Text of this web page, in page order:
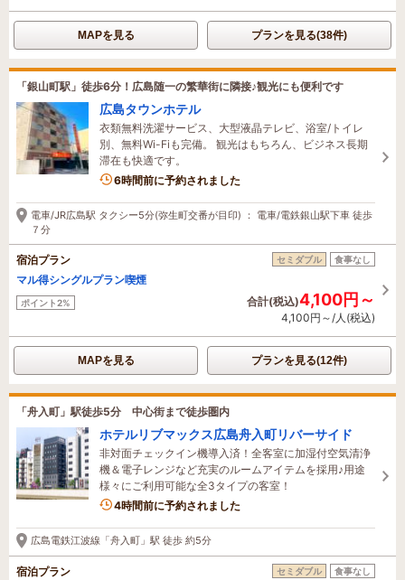
MAPを見る プランを見る(38件)
「銀山町駅」徒歩6分！広島随一の繁華街に隣接♪観光にも便利です
広島タウンホテル
衣類無料洗濯サービス、大型液晶テレビ、浴室/トイレ
別、無料Wi-Fiも完備。 観光はもちろん、ビジネス長期
滞在も快適です。
6時間前に予約されました
電車/JR広島駅 タクシー5分(弥生町交番が目印) ： 電車/電鉄銀山駅下車 徒歩
７分
宿泊プラン セミダブル 食事なし
マル得シングルプラン喫煙
ポイント2% 合計(税込)4,100円～
4,100円～/人(税込)
MAPを見る プランを見る(12件)
「舟入町」駅徒歩5分 中心街まで徒歩圏内
ホテルリブマックス広島舟入町リバーサイド
非対面チェックイン機導入済！全客室に加湿付空気清浄
機＆電子レンジなど充実のルームアイテムを採用♪用途
様々にご利用可能な全3タイプの客室！
4時間前に予約されました
広島電鉄江波線「舟入町」駅 徒歩 約5分
宿泊プラン セミダブル 食事なし